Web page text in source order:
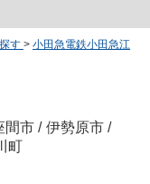
す > 小田急電鉄小田急江
間市 / 伊勢原市 /
町